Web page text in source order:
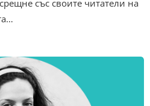
със своите читатели на